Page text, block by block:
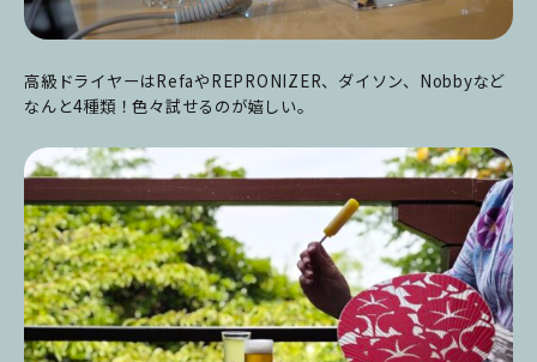
高級ドライヤーはRefaやREPRONIZER、ダイソン、Nobbyなど
なんと4種類！色々試せるのが嬉しい。